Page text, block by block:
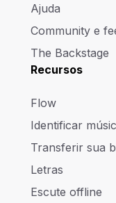
Ajuda
Community e
The Backstage
Recursos
Flow
Identificar
Transferir sua
Letras
Escute offline